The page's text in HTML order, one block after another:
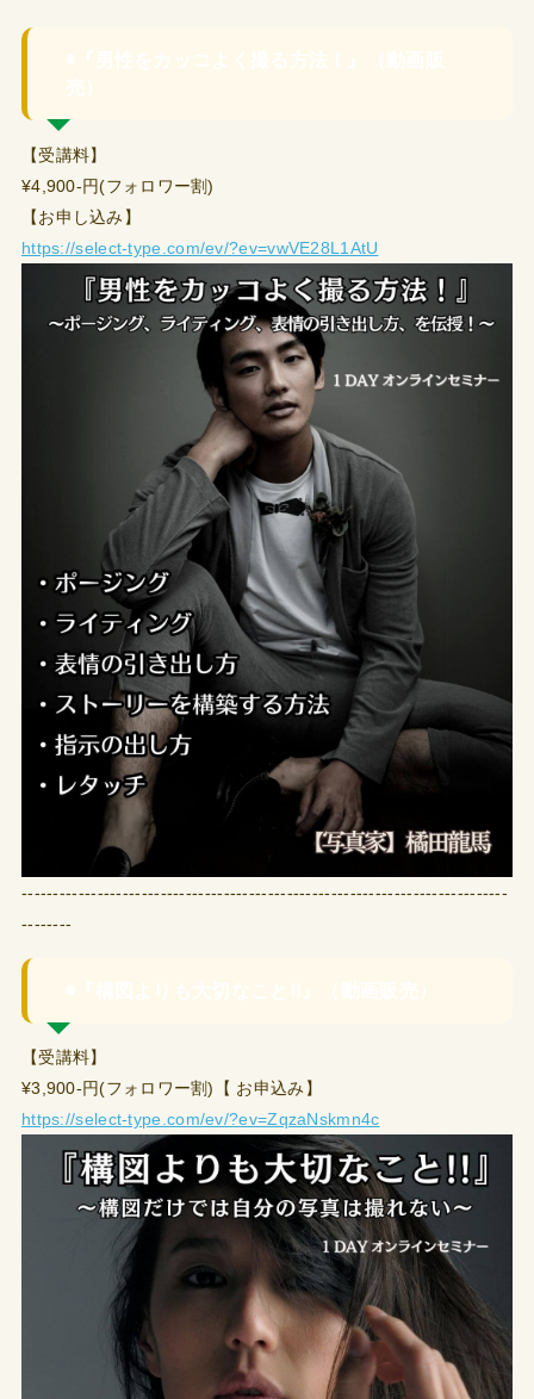
【受講料】
¥4,900-円(フォロワー割)
【お申し込み】
https://select-type.com/ev/?ev=vwVE28L1AtU
-----------------------------------------------------------------------------
--------
【受講料】
¥3,900-円(フォロワー割)【 お申込み】
https://select-type.com/ev/?ev=ZqzaNskmn4c